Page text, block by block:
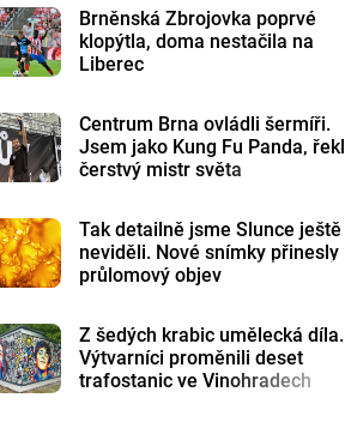
Brněnská Zbrojovka poprvé
klopýtla, doma nestačila na
Liberec
Centrum Brna ovládli šermíři.
Jsem jako Kung Fu Panda, řekl
čerstvý mistr světa
Tak detailně jsme Slunce ještě
neviděli. Nové snímky přinesly
průlomový objev
Z šedých krabic umělecká díla.
Výtvarníci proměnili deset
trafostanic ve Vinohradech